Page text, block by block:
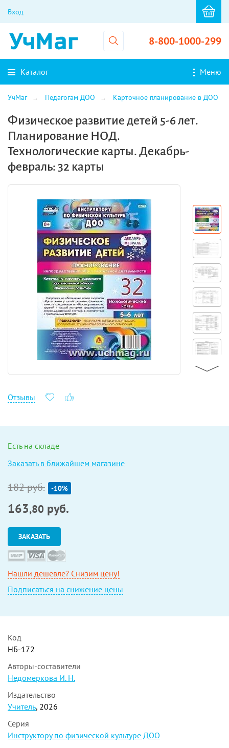
Вход
8-800-1000-299
Каталог Меню
УчМаг Педагогам ДОО Карточное планирование в ДОО
Физическое развитие детей 5-6 лет.
Планирование НОД.
Технологические карты. Декабрь-
февраль: 32 карты
Отзывы
Есть на складе
Заказать в ближайшем магазине
182 руб. -10%
163,80 руб.
ЗАКАЗАТЬ
Нашли дешевле? Снизим цену!
Подписаться на снижение цены
Код
НБ-172
Авторы-составители
Недомеркова И. Н.
Издательство
Учитель, 2026
Серия
Инструктору по физической культуре ДОО